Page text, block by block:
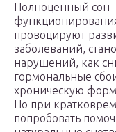
Полноценный сон
провоцируют
заболеваний,
нарушений, как
гормональные
хроническую
Но при
попробовать